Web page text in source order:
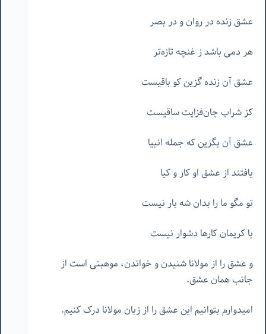
عشق زنده در روان و در بصر
هر دمی باشد ز غنچه تازه‌تر
عشق آن زنده گزین کو باقیست
کز شراب جان‌فزایت ساقیست
عشق آن بگزین که جمله انبیا
یافتند از عشق او کار و کیا
تو مگو ما را بدان شه بار نیست
با کریمان کارها دشوار نیست
و عشق را از مولانا شنیدن و خواندن، موهبتی است از
جانب همان عشق.
امیدوارم بتوانیم این عشق را از زبان مولانا درک کنیم.